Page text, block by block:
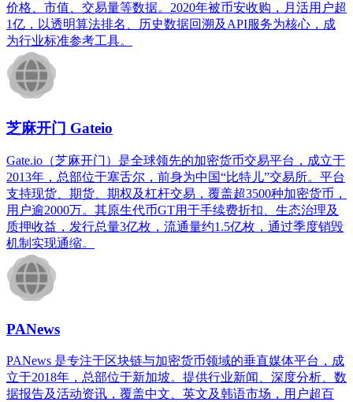
价格、市值、交易量等数据。2020年被币安收购，月活用户超
1亿，以透明算法排名、历史数据回溯及API服务为核心，成
为行业标准参考工具。
芝麻开门 Gateio
Gate.io（芝麻开门）是全球领先的加密货币交易平台，成立于
2013年，总部位于塞舌尔，前身为中国“比特儿”交易所。平台
支持现货、期货、期权及杠杆交易，覆盖超3500种加密货币，
用户逾2000万。其原生代币GT用于手续费折扣、生态治理及
质押收益，发行总量3亿枚，流通量约1.5亿枚，通过季度销毁
机制实现通缩。
PANews
PANews 是专注于区块链与加密货币领域的垂直媒体平台，成
立于2018年，总部位于新加坡。提供行业新闻、深度分析、数
据报告及活动资讯，覆盖中文、英文及韩语市场，用户超百